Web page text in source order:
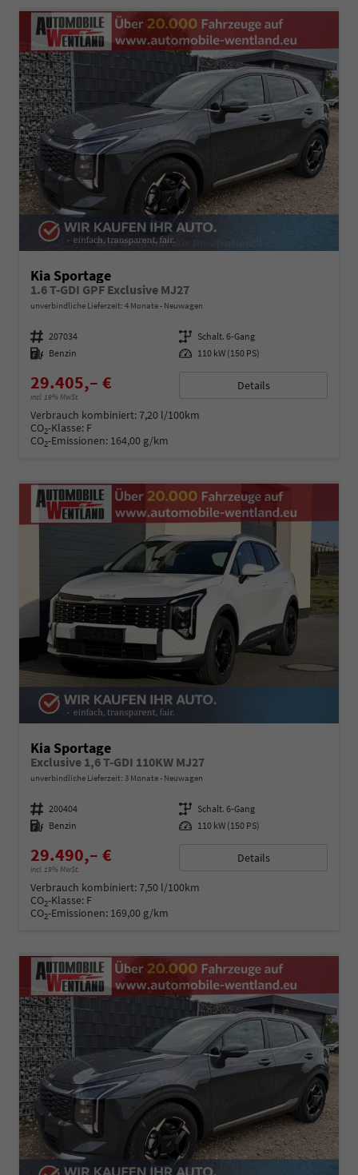
Kia Sportage
1.6 T-GDI GPF Exclusive MJ27
unverbindliche Lieferzeit: 4 Monate Neuwagen
Fahrzeugnummer 207034 Getriebe Schalt. 6-Gang
Kraftstoff Benzin Leistung 110 kW (150 PS)
29.405,– €
incl. 19% MwSt.
Details
Verbrauch kombiniert:7,20 l/100km
CO2-Klasse: F
CO2-Emissionen: 164,00 g/km
Kia Sportage
Exclusive 1,6 T-GDI 110KW MJ27
unverbindliche Lieferzeit: 3 Monate Neuwagen
Fahrzeugnummer 200404 Getriebe Schalt. 6-Gang
Kraftstoff Benzin Leistung 110 kW (150 PS)
29.490,– €
incl. 19% MwSt.
Details
Verbrauch kombiniert:7,50 l/100km
CO2-Klasse: F
CO2-Emissionen: 169,00 g/km